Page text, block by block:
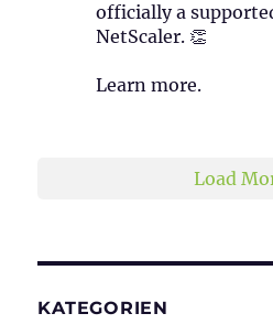
officially a
NetScaler. 👏
Learn more.
Load
KATEGORIEN